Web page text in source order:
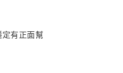
定有正面幫